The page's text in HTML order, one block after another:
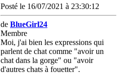
Posté le 16/07/2021 à 23:30:12
de BlueGirl24
Membre
Moi, j'ai bien les expressions qui
parlent de chat comme "avoir un
chat dans la gorge" ou "avoir
d'autres chats à fouetter".